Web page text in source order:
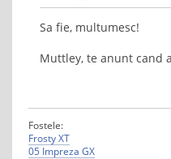
Sa fie, multumesc!
Muttley, te anunt cand
Fostele:
Frosty XT
05 Impreza GX